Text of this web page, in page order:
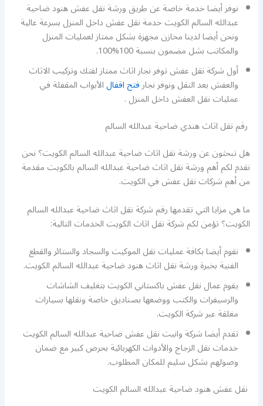
نوفر أيضا خدمة خاصة عن طريق ورشة نقل عفش هنود ضاحية
عبدالله السالم الكويت خدمة نقل عفش داخل المنزل بسرعة عالية
ونحن أيضا لدينا مخازن مجهزة بشكل ممتاز لعمليات المنزل
والمكاتب بشل مضمون بنسبة 100%100.
أول شركة نقل عفش توفر نجار اثاث ممتاز لفتك وتركيب الاثاث
والعفش بعد النقل ونوفر نجارفتح اقفالالأبواب المقفلة في
عمليات نقل العفش داخل المنزل .
رقم نقل اثاث هندي ضاحية عبدالله السالم
هل تبحثون عن ورشة نقل اثاث ضاحية عبدالله السالم الكويت؟ نحن
نقدم لكم أهم ورشة نقل اثاث ضاحية عبدالله السالم بالكويت مقدمة
من أهم شركات نقل عفش في الكويت.
ما هي مزايا التي تقدمها رقم شركة نقل اثاث ضاحية عبدالله السالم
الكويت؟ تؤمن لكم شركة نقل اثاث الكويت الخدمات التالية:
نقوم أيضا بكافة عمليات نقل الموكيت والسجاد والستائر والقطع
الفنية بخبرة ورشة نقل اثاث هنود ضاحية عبدالله السالم الكويت.
يقوم عمال نقل عفش باكستاني الكويت بتغليف الشاشات
والرسيفرات والكتب ووضعها بصناديق خاصة ونقلها بسيارات
مغلقة عبر شركة الكويت.
تقدم أيضا شركة وانيت نقل عفش ضاحية عبدالله السالم الكويت
خدمات نقل الزجاج والأدوات الكهربائية بحرص كبير مع ضمان
وصولهم بشكل سليم للمكان المطلوب.
نقل عفش هنود ضاحية عبدالله السالم الكويت